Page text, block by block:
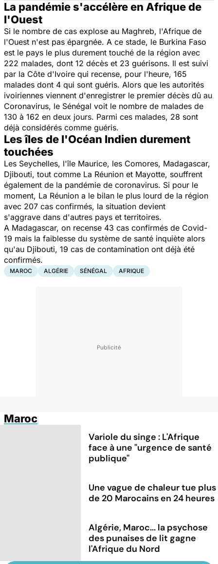
La pandémie s'accélère en Afrique de
l'Ouest
Si le nombre de cas explose au Maghreb, l'Afrique de
l'Ouest n'est pas épargnée. A ce stade, le Burkina Faso
est le pays le plus durement touché de la région avec
222 malades, dont 12 décès et 23 guérisons. Il est suivi
par la Côte d'Ivoire qui recense, pour l'heure, 165
malades dont 4 qui sont guéris. Alors que les autorités
ivoiriennes viennent d'enregistrer le premier décès dû au
Coronavirus, le Sénégal voit le nombre de malades de
130 à 162 en deux jours. Parmi ces malades, 28 sont
déjà considérés comme guéris.
Les îles de l'Océan Indien durement
touchées
Les Seychelles, l'île Maurice, les Comores, Madagascar,
Djibouti, tout comme La Réunion et Mayotte, souffrent
également de la pandémie de coronavirus. Si pour le
moment, La Réunion a le bilan le plus lourd de la région
avec 207 cas confirmés, la situation devient
s'aggrave dans d'autres pays et territoires.
A Madagascar, on recense 43 cas confirmés de Covid-
19 mais la faiblesse du système de santé inquiète alors
qu'au Djibouti, 19 cas de contamination ont déjà été
confirmés.
MAROC ALGÉRIE SÉNÉGAL AFRIQUE
Maroc
Variole du singe : L'Afrique
face à une "urgence de santé
publique"
Une vague de chaleur tue plus
de 20 Marocains en 24 heures
Algérie, Maroc... la psychose
des punaises de lit gagne
l'Afrique du Nord